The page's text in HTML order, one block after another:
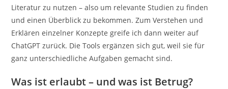
Literatur zu nutzen – also um relevante Studien zu finden
und einen Überblick zu bekommen. Zum Verstehen und
Erklären einzelner Konzepte greife ich dann weiter auf
ChatGPT zurück. Die Tools ergänzen sich gut, weil sie für
ganz unterschiedliche Aufgaben gemacht sind.
Was ist erlaubt – und was ist Betrug?